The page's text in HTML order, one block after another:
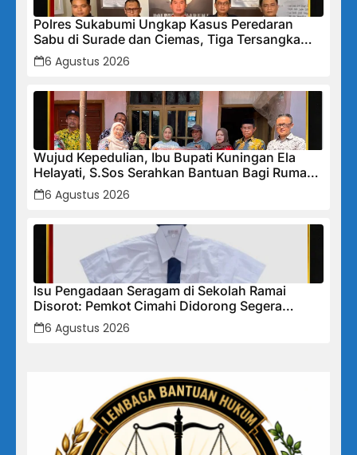
Polres Sukabumi Ungkap Kasus Peredaran
Sabu di Surade dan Ciemas, Tiga Tersangka
Diamankan
6 Agustus 2026
Wujud Kepedulian, Ibu Bupati Kuningan Ela
Helayati, S.Sos Serahkan Bantuan Bagi Rumah
Terdampak Bencana di Desa Karangkancana
6 Agustus 2026
Isu Pengadaan Seragam di Sekolah Ramai
Disorot: Pemkot Cimahi Didorong Segera
Lakukan Pembinaan dan Perbaikan Sistem
Secara Menyeluruh
6 Agustus 2026